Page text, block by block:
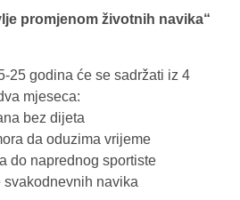
promjenom životnih navika“
25 godina će se sadržati iz 4
mjeseca:
bez dijeta
da oduzima vrijeme
do naprednog sportiste
svakodnevnih navika